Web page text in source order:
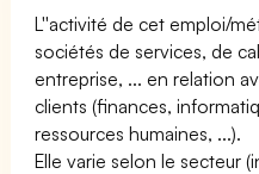
L''activité de cet emploi/
sociétés de services, de
entreprise, ... en relation
clients (finances,
ressources humaines, ...).
Elle varie selon le secteur